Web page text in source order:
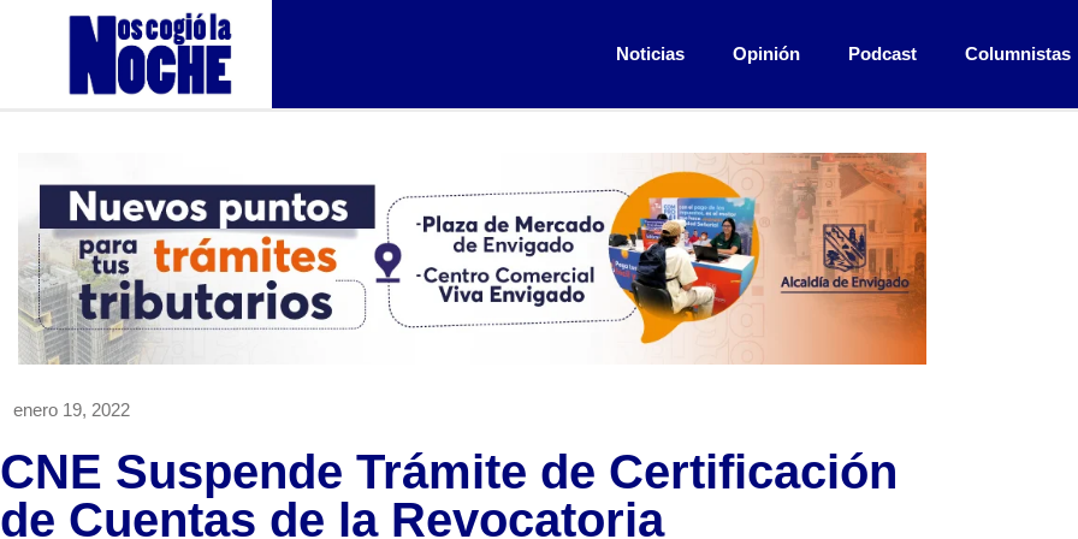
Noticias Opinión Podcast Columnistas
enero 19, 2022
CNE Suspende Trámite de Certificación
de Cuentas de la Revocatoria